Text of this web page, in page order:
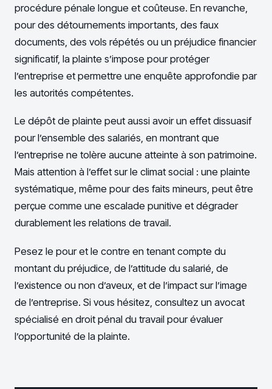
procédure pénale longue et coûteuse. En revanche,
pour des détournements importants, des faux
documents, des vols répétés ou un préjudice financier
significatif, la plainte s’impose pour protéger
l’entreprise et permettre une enquête approfondie par
les autorités compétentes.
Le dépôt de plainte peut aussi avoir un effet dissuasif
pour l’ensemble des salariés, en montrant que
l’entreprise ne tolère aucune atteinte à son patrimoine.
Mais attention à l’effet sur le climat social : une plainte
systématique, même pour des faits mineurs, peut être
perçue comme une escalade punitive et dégrader
durablement les relations de travail.
Pesez le pour et le contre en tenant compte du
montant du préjudice, de l’attitude du salarié, de
l’existence ou non d’aveux, et de l’impact sur l’image
de l’entreprise. Si vous hésitez, consultez un avocat
spécialisé en droit pénal du travail pour évaluer
l’opportunité de la plainte.